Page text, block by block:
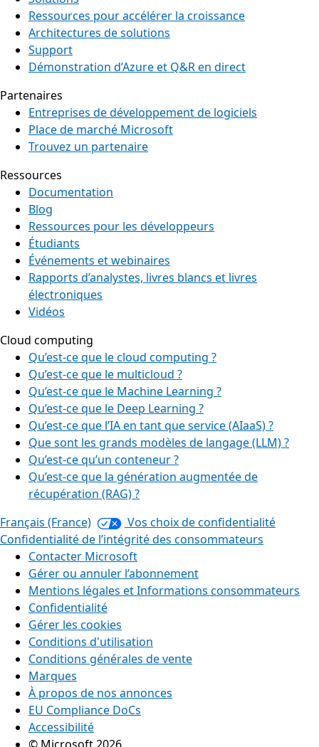
Ressources pour accélérer la croissance
Architectures de solutions
Support
Démonstration d’Azure et Q&R en direct
Partenaires
Entreprises de développement de logiciels
Place de marché Microsoft
Trouvez un partenaire
Ressources
Documentation
Blog
Ressources pour les développeurs
Étudiants
Événements et webinaires
Rapports d’analystes, livres blancs et livres
électroniques
Vidéos
Cloud computing
Qu’est-ce que le cloud computing ?
Qu’est-ce que le multicloud ?
Qu’est-ce que le Machine Learning ?
Qu’est-ce que le Deep Learning ?
Qu’est-ce que l’IA en tant que service (AIaaS) ?
Que sont les grands modèles de langage (LLM) ?
Qu’est-ce qu’un conteneur ?
Qu’est-ce que la génération augmentée de
récupération (RAG) ?
Français (France)
Vos choix de confidentialité
Confidentialité de l’intégrité des consommateurs
Contacter Microsoft
Gérer ou annuler l’abonnement
Mentions légales et Informations consommateurs
Confidentialité
Gérer les cookies
Conditions d'utilisation
Conditions générales de vente
Marques
À propos de nos annonces
EU Compliance DoCs
Accessibilité